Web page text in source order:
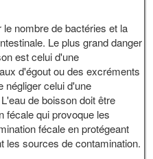
nombre de bactéries et la
Le plus grand danger
est celui d'une
d'égout ou des excréments
négliger celui d'une
de boisson doit être
fécale qui provoque les
fécale en protégeant
les sources de contamination.